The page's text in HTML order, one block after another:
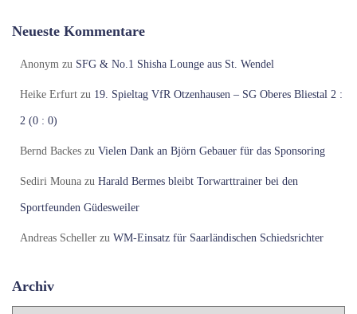
Neueste Kommentare
Anonym zu SFG & No.1 Shisha Lounge aus St. Wendel
Heike Erfurt zu 19. Spieltag VfR Otzenhausen – SG Oberes Bliestal 2 :
2 (0 : 0)
Bernd Backes zu Vielen Dank an Björn Gebauer für das Sponsoring
Sediri Mouna zu Harald Bermes bleibt Torwarttrainer bei den
Sportfeunden Güdesweiler
Andreas Scheller zu WM-Einsatz für Saarländischen Schiedsrichter
Archiv